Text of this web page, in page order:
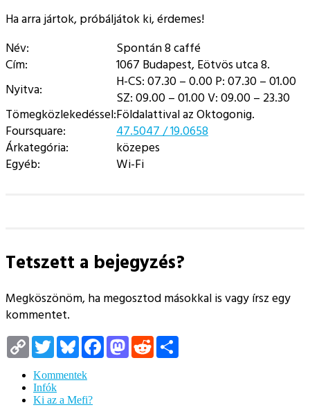
Ha arra jártok, próbáljátok ki, érdemes!
Név:
Spontán 8 caffé
Cím:
1067 Budapest, Eötvös utca 8.
Nyitva:
H-CS: 07.30 – 0.00 P: 07.30 – 01.00
SZ: 09.00 – 01.00 V: 09.00 – 23.30
Tömegközlekedéssel:Földalattival az Oktogonig.
Foursquare:
47.5047 / 19.0658
Árkategória:
közepes
Egyéb:
Wi-Fi
Tetszett a bejegyzés?
Megköszönöm, ha megosztod másokkal is vagy írsz egy
kommentet.
Copy
Link
TwitterBlueskyFacebookMastodon
Reddit
Kommentek
Infók
Ki az a Mefi?